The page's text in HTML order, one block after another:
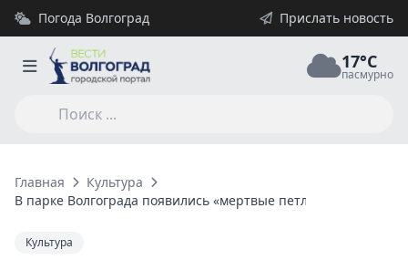
Погода Волгоград Прислать новость
17°C
пасмурно
Главная
Культура
В парке Волгограда появились «мертвые петли» нового
Культура